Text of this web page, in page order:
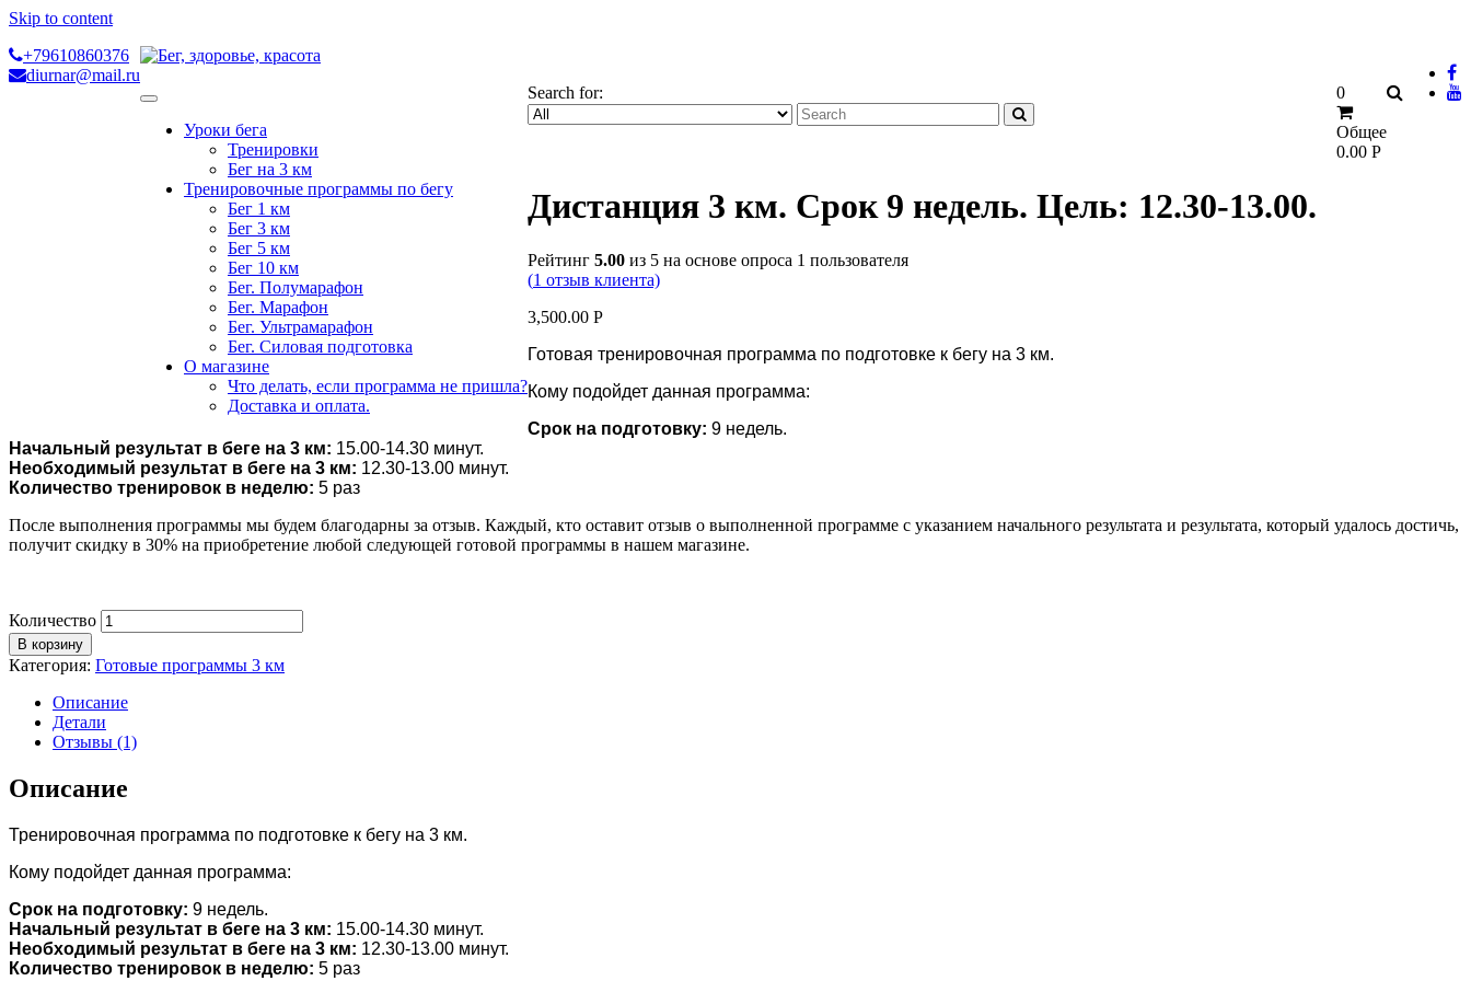
Skip to content
+79610860376
diurnar@mail.ru
0
Общее
0.00 Р
Уроки бега
Тренировки
Бег на 3 км
Тренировочные программы по бегу
Бег 1 км
Бег 3 км
Бег 5 км
Бег 10 км
Бег. Полумарафон
Бег. Марафон
Бег. Ультрамарафон
Бег. Силовая подготовка
О магазине
Что делать, если программа не пришла?
Доставка и оплата.
Search for:
Дистанция 3 км. Срок 9 недель. Цель: 12.30-13.00.
Рейтинг 5.00 из 5 на основе опроса 1 пользователя
(1 отзыв клиента)
3,500.00 Р
Готовая тренировочная программа по подготовке к бегу на 3 км.
Кому подойдет данная программа:
Срок на подготовку: 9 недель.
Начальный результат в беге на 3 км: 15.00-14.30 минут.
Необходимый результат в беге на 3 км: 12.30-13.00 минут.
Количество тренировок в неделю: 5 раз
После выполнения программы мы будем благодарны за отзыв. Каждый, кто оставит отзыв о выполненной программе с указанием начального результата и результата, который удалось достичь,
получит скидку в 30% на приобретение любой следующей готовой программы в нашем магазине.
Количество
В корзину
Категория: Готовые программы 3 км
Описание
Детали
Отзывы (1)
Описание
Тренировочная программа по подготовке к бегу на 3 км.
Кому подойдет данная программа:
Срок на подготовку: 9 недель.
Начальный результат в беге на 3 км: 15.00-14.30 минут.
Необходимый результат в беге на 3 км: 12.30-13.00 минут.
Количество тренировок в неделю: 5 раз